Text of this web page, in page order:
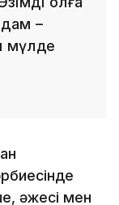
–
мүлде
әжесі мен